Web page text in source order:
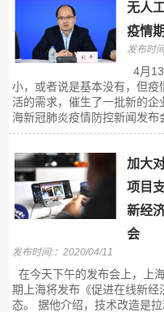
无人
疫情
发布时
4月
小，或者说是基本没有，但
活的需求，催生了一批新的企
海新冠肺炎疫情防控新闻发布
加大
项目
新经
会
发布时间:：2020/04/11
在今天下午的发布会上，上
期上海将发布《促进在线新
态。 据他介绍，技术改造是